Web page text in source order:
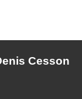
Cesson